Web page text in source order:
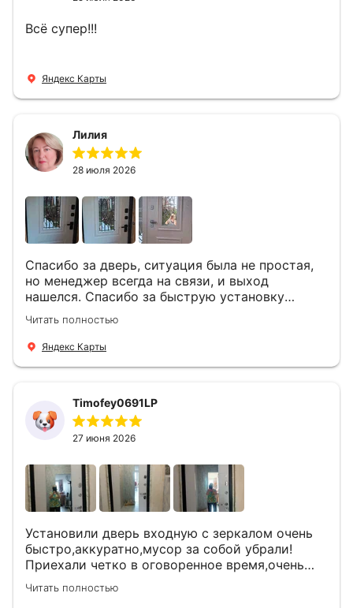
Всё супер!!!
Яндекс Карты
Лилия
28 июля 2026
Спасибо за дверь, ситуация была не простая,
но менеджер всегда на связи, и выход
нашелся. Спасибо за быструю установку
Роману, один и привёз, и установил. Надеюсь,
что дверь нам долго послужит
Читать полностью
Яндекс Карты
Timofey0691LP
27 июня 2026
Установили дверь входную с зеркалом очень
быстро,аккуратно,мусор за собой убрали!
Приехали четко в оговоренное время,очень
вежливые,деликатные рабочие .Все
понравилось и дверь ,и работа и цена!
Читать полностью